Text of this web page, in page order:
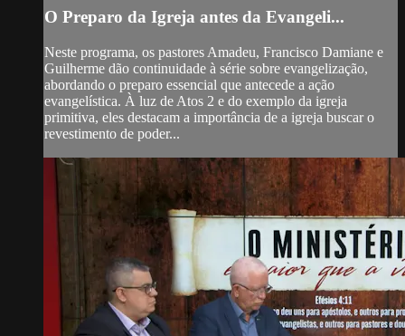
O Preparo da Igreja antes da Evangeli...
Neste programa, os pastores Amadeu, Francisco Damiane e
Guilherme dão continuidade à série sobre evangelização,
abordando o preparo essencial que antecede a ação
evangelística. À luz de Atos 2 e do exemplo da igreja
primitiva, eles destacam a importância de a igreja buscar o
revestimento de poder...